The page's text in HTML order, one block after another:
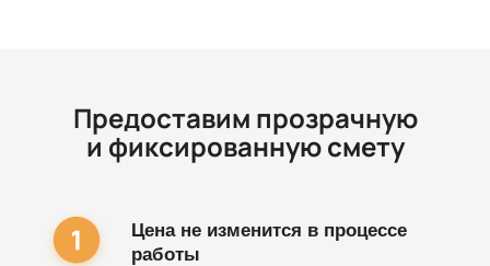
Предоставим прозрачную
и фиксированную смету
Цена не изменится в процессе
работы